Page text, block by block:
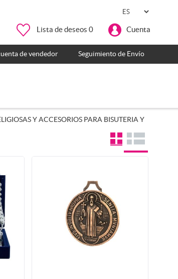
Lista de deseos 0 Cuenta
de vendedor Seguimiento de Envío
Y ACCESORIOS PARA BISUTERIA Y